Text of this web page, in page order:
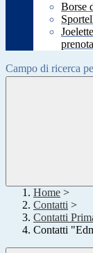
Borse
Campo di ricerca
Home >
Contatti >
Contatti
Contatti